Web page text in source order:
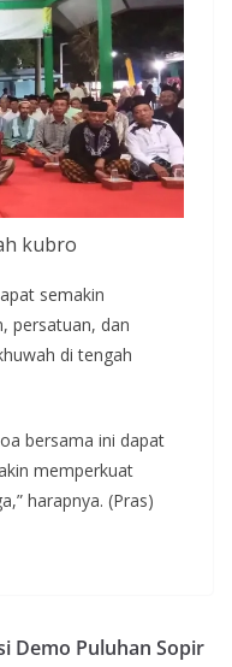
kubro
semakin
persatuan, dan
di tengah
bersama ini dapat
memperkuat
harapnya. (Pras)
Demo Puluhan Sopir